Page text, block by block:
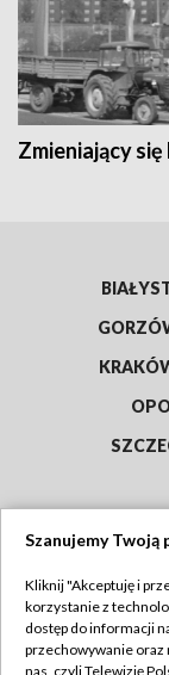
Zmieniający
Abonament
Szanujemy Twoją
Kliknij "Akceptuję i
korzystanie z
dostęp do informacji
przechowywanie oraz
nas, czyli Telewizję